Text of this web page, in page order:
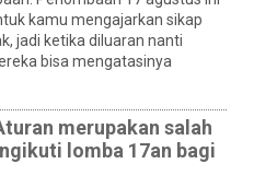
kamu mengajarkan sikap
jadi ketika diluaran nanti
bisa mengatasinya
merupakan salah
lomba 17an bagi